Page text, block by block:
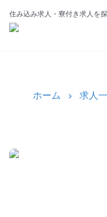
住み込み求人・寮付き求人を
ホーム 求人